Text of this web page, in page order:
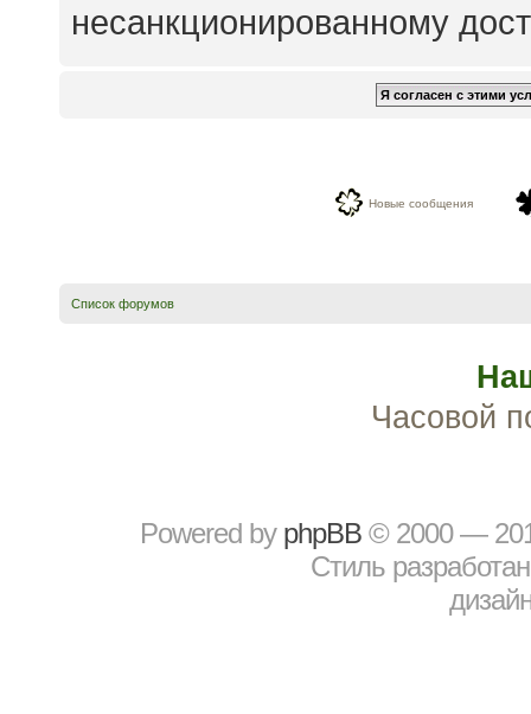
несанкционированному
Новые сообщения
Список форумов
Часовой
Powered by рhрBВ © 2000 —
Стиль